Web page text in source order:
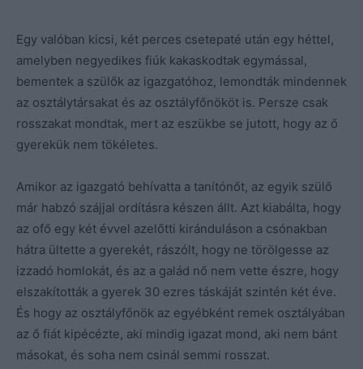
Egy valóban kicsi, két perces csetepaté után egy héttel,
amelyben negyedikes fiúk kakaskodtak egymással,
bementek a szülők az igazgatóhoz, lemondták mindennek
az osztálytársakat és az osztályfőnököt is. Persze csak
rosszakat mondtak, mert az eszükbe se jutott, hogy az ő
gyerekük nem tökéletes.
Amikor az igazgató behívatta a tanítónőt, az egyik szülő
már habzó szájjal ordításra készen állt. Azt kiabálta, hogy
az ofő egy két évvel azelőtti kiránduláson a csónakban
hátra ültette a gyerekét, rászólt, hogy ne törölgesse az
izzadó homlokát, és az a galád nő nem vette észre, hogy
elszakították a gyerek 30 ezres táskáját szintén két éve.
És hogy az osztályfőnök az egyébként remek osztályában
az ő fiát kipécézte, aki mindig igazat mond, aki nem bánt
másokat, és soha nem csinál semmi rosszat.